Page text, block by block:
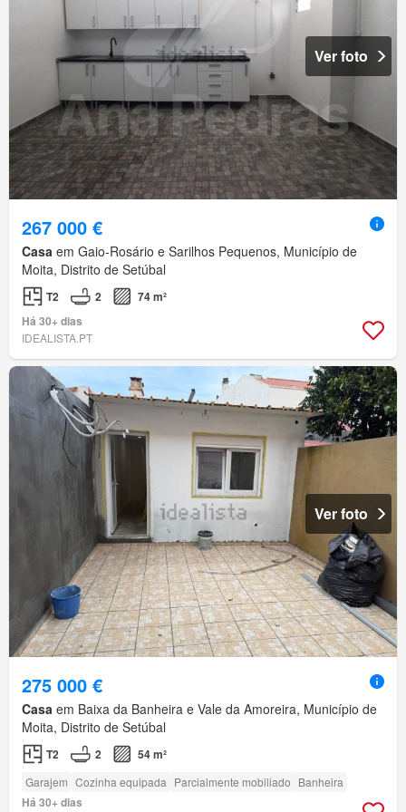
Ver foto
267 000 €
Casa em Gaio-Rosário e Sarilhos Pequenos, Município de
Moita, Distrito de Setúbal
T2 2
74 m²
Há 30+ dias
IDEALISTA.PT
Ver foto
275 000 €
Casa em Baixa da Banheira e Vale da Amoreira, Município de
Moita, Distrito de Setúbal
T2 2 54 m²
Garajem Cozinha equipada Parcialmente mobiliado Banheira
Há 30+ dias